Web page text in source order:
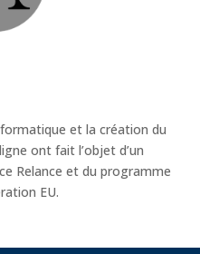
et la création du
ont fait l’objet d’un
Relance et du programme
EU.